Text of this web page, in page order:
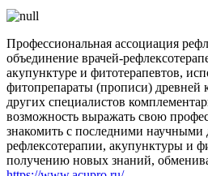
Профессиональная ассоциация
объединение врачей-
акупунктуре и фитотерапевтов,
фитопрепараты (прописи) древней
других специалистов
возможность выражать свою
знакомить с последними научными
рефлексотерапии, акупунктуры и
получению новых знаний,